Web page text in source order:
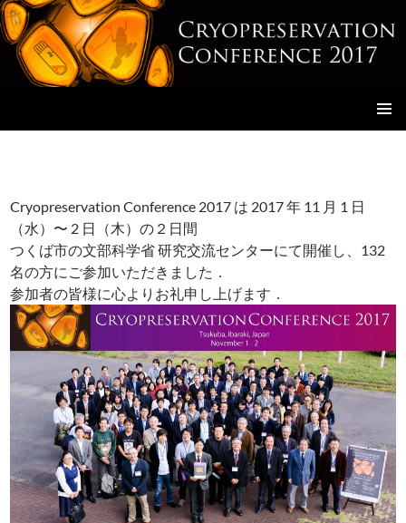
ツ
ス
キ
ッ
プ
Cryopreservation Conference 2017 は 2017 年 11 月 1 日
（水）〜 2 日（木）の２日間
つくば市の文部科学省 研究交流センターにて開催し、132
名の方にご参加いただきました．
参加者の皆様に心よりお礼申し上げます．